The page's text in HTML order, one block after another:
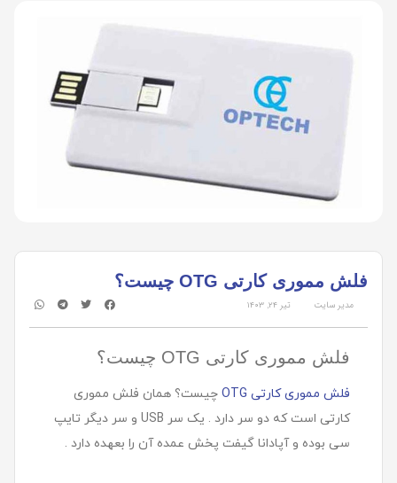
فلش مموری کارتی OTG چیست؟
مدیر سایت تیر ۲۴, ۱۴۰۳
فلش مموری کارتی OTG چیست؟
فلش مموری کارتی OTG
چیست؟ همان فلش مموری
کارتی است که دو سر دارد . یک سر USB و سر دیگر تایپ
سی بوده و آپادانا گیفت پخش عمده آن را بعهده دارد .